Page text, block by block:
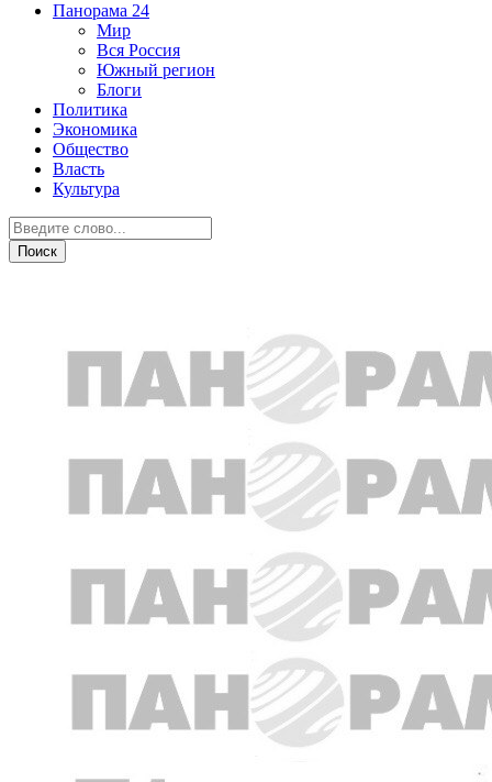
Панорама 24
Мир
Вся Россия
Южный регион
Блоги
Политика
Экономика
Общество
Власть
Культура